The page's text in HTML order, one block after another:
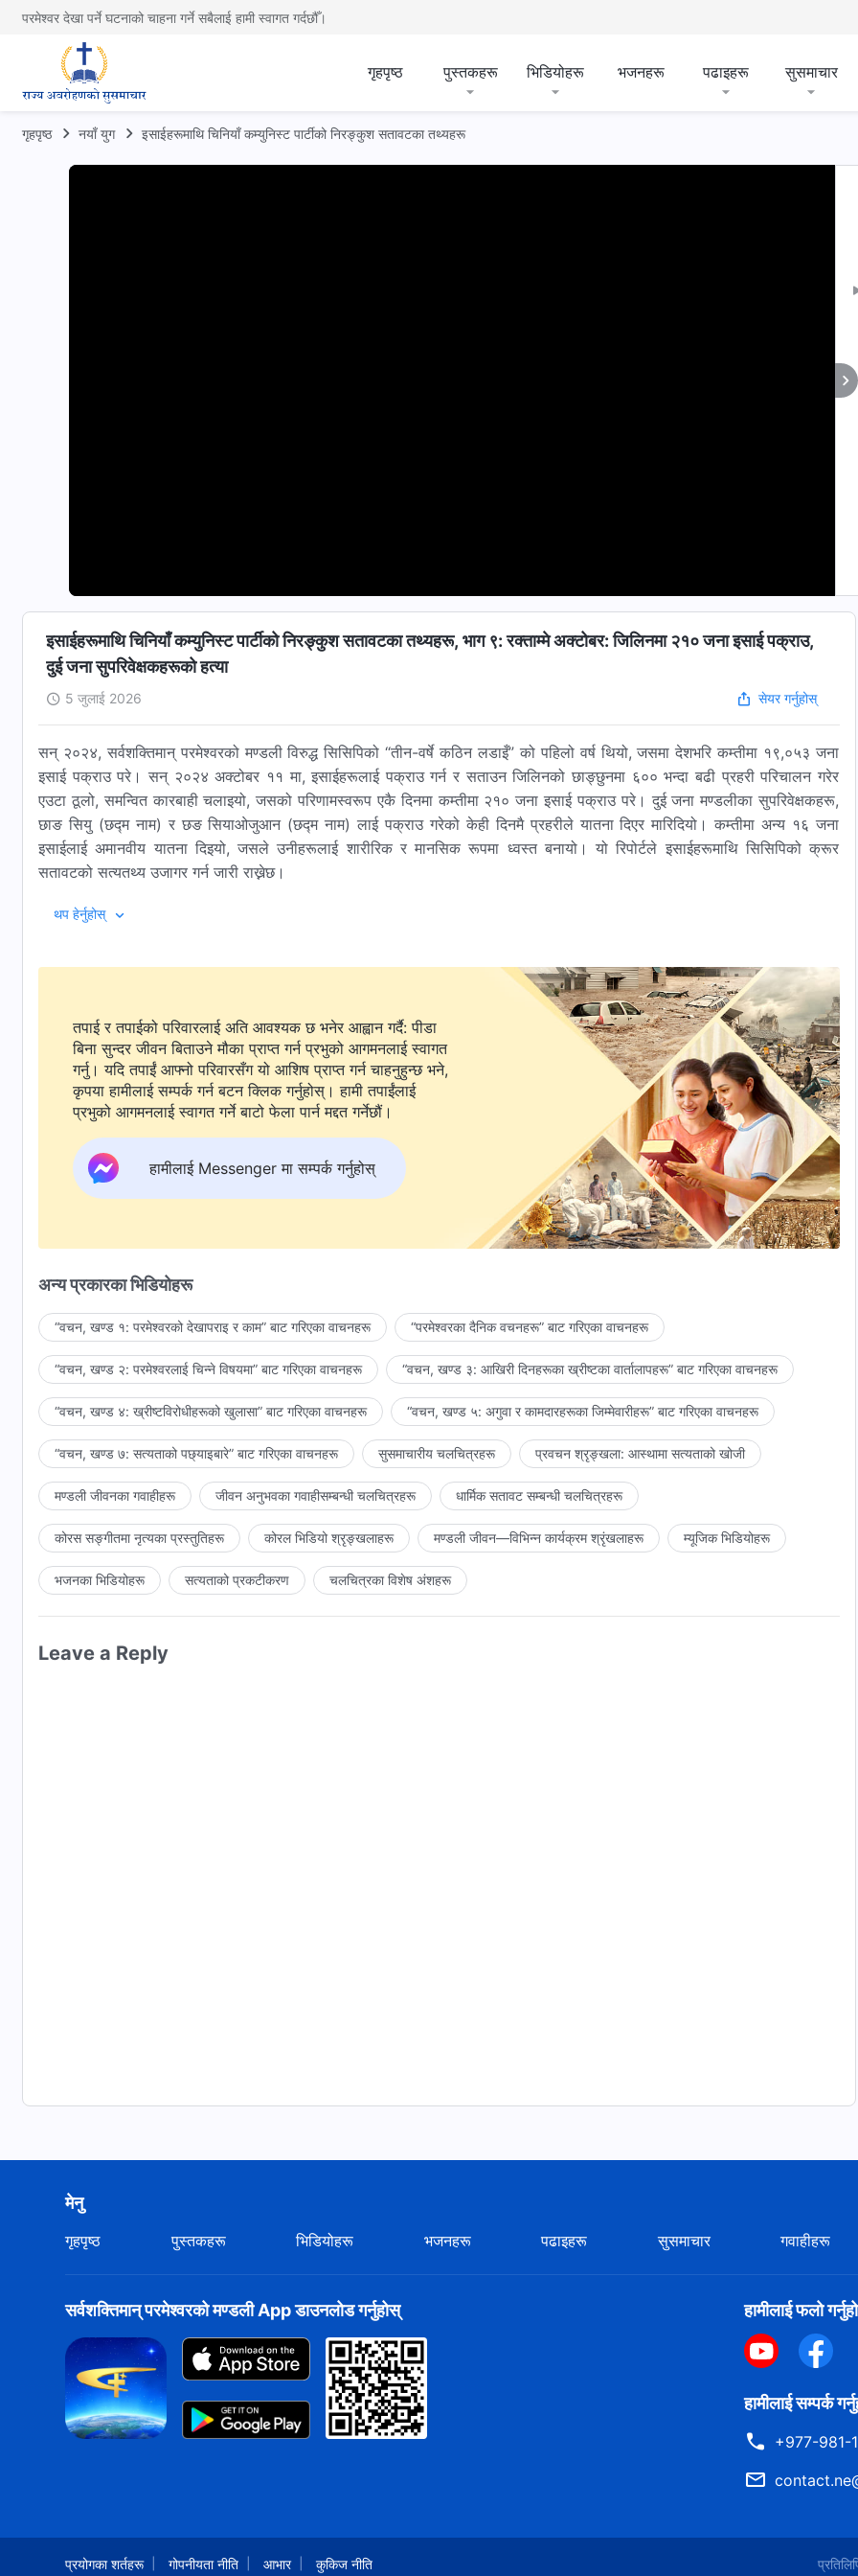
परमेश्वर देखा पर्ने घटनाको चाहना गर्ने सबैलाई हामी स्वागत गर्दछौँ।
गृहपृष्ठ पुस्तकहरू भिडियोहरू भजनहरू पढाइहरू सुसमाचार
गृहपृष्ठ नयाँ युग इसाईहरूमाथि चिनियाँ कम्युनिस्ट पार्टीको निरङ्कुश सतावटका तथ्यहरू
इसाईहरूमाथि चिनियाँ कम्युनिस्ट पार्टीको निरङ्कुश सतावटका तथ्यहरू, भाग ९: रक्ताम्मे अक्टोबर: जिलिनमा २१० जना इसाई पक्राउ,
दुई जना सुपरिवेक्षकहरूको हत्या
5 जुलाई 2026 सेयर गर्नुहोस्
सन् २०२४, सर्वशक्तिमान्‌ परमेश्‍वरको मण्डली विरुद्ध सिसिपिको “तीन-वर्षे कठिन लडाइँ” को पहिलो वर्ष थियो, जसमा देशभरि कम्तीमा १९,०५३ जना
इसाई पक्राउ परे। सन् २०२४ अक्टोबर ११ मा, इसाईहरूलाई पक्राउ गर्न र सताउन जिलिनको छाङ्छुनमा ६०० भन्दा बढी प्रहरी परिचालन गरेर
एउटा ठूलो, समन्वित कारबाही चलाइयो, जसको परिणामस्वरूप एकै दिनमा कम्तीमा २१० जना इसाई पक्राउ परे। दुई जना मण्डलीका सुपरिवेक्षकहरू,
छाङ सियु (छद्म नाम) र छङ सियाओजुआन (छद्म नाम) लाई पक्राउ गरेको केही दिनमै प्रहरीले यातना दिएर मारिदियो। कम्तीमा अन्य १६ जना
इसाईलाई अमानवीय यातना दिइयो, जसले उनीहरूलाई शारीरिक र मानसिक रूपमा ध्वस्त बनायो। यो रिपोर्टले इसाईहरूमाथि सिसिपिको क्रूर
सतावटको सत्यतथ्य उजागर गर्न जारी राख्नेछ।
00:16 मुख्य अंशहरू
15:33 सर्वशक्तिमान्‌ परमेश्‍वरको मण्डलीकी सुपरिवेक्षक छङ सियाओजुआनलाई पक्राउ गरी सताएर मारियो
28:24 सर्वशक्तिमान्‌ परमेश्‍वरको मण्डलीकी इसाई छन लुलाई पक्राउ गरी उच्च प्रविधियुक्त यातना प्रयोग गर्दै सोधपुछको सिकार बनाइयो
37:08 अन्तिम टिप्पणीहरू
थप हेर्नुहोस्
तपाई र तपाईको परिवारलाई अति आवश्यक छ भनेर आह्वान गर्दै: पीडा
बिना सुन्दर जीवन बिताउने मौका प्राप्त गर्न प्रभुको आगमनलाई स्वागत
गर्नु। यदि तपाईं आफ्नो परिवारसँग यो आशिष प्राप्त गर्न चाहनुहुन्छ भने,
कृपया हामीलाई सम्पर्क गर्न बटन क्लिक गर्नुहोस्। हामी तपाईंलाई
प्रभुको आगमनलाई स्वागत गर्ने बाटो फेला पार्न मद्दत गर्नेछौं।
हामीलाई Messenger मा सम्पर्क गर्नुहोस्
अन्य प्रकारका भिडियोहरू
“वचन, खण्ड १: परमेश्‍वरको देखापराइ र काम” बाट गरिएका वाचनहरू “परमेश्‍वरका दैनिक वचनहरू” बाट गरिएका वाचनहरू
“वचन, खण्ड २: परमेश्‍वरलाई चिन्‍ने विषयमा” बाट गरिएका वाचनहरू “वचन, खण्ड ३: आखिरी दिनहरूका ख्रीष्टका वार्तालापहरू” बाट गरिएका वाचनहरू
“वचन, खण्ड ४: ख्रीष्टविरोधीहरूको खुलासा” बाट गरिएका वाचनहरू “वचन, खण्ड ५: अगुवा र कामदारहरूका जिम्‍मेवारीहरू” बाट गरिएका वाचनहरू
“वचन, खण्ड ७: सत्यताको पछ्याइबारे” बाट गरिएका वाचनहरू सुसमाचारीय चलचित्रहरू प्रवचन श्रृङ्खला: आस्थामा सत्यताको खोजी
मण्डली जीवनका गवाहीहरू जीवन अनुभवका गवाहीसम्‍बन्धी चलचित्रहरू धार्मिक सतावट सम्‍बन्धी चलचित्रहरू
कोरस सङ्गीतमा नृत्यका प्रस्तुतिहरू कोरल भिडियो श्रृङ्खलाहरू मण्डली जीवन—विभिन्‍न कार्यक्रम श्रृंखलाहरू म्यूजिक भिडियोहरू
भजनका भिडियोहरू सत्यताको प्रकटीकरण चलचित्रका विशेष अंशहरू
Leave a Reply
मेनु
गृहपृष्ठ पुस्तकहरू भिडियोहरू भजनहरू पढाइहरू सुसमाचार गवाहीहरू
सर्वशक्तिमान्‌ परमेश्‍वरको मण्डली App डाउनलोड गर्नुहोस् हामीलाई फलो
हामीलाई सम्पर्क
+977-981-
प्रयोगका शर्तहरू गोपनीयता नीति आभार कुकिज नीति